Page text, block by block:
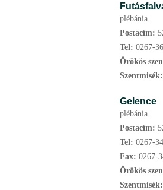
plébánia
Postacím:
Tel: 0267-
Örökös
Szentmisék:
Gelence
plébánia
Postacím:
Tel: 0267-
Fax: 0267-
Örökös
Szentmisék: